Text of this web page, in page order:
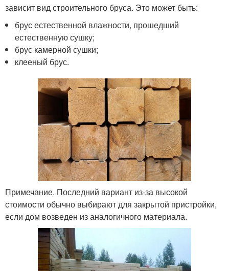
зависит вид строительного бруса. Это может быть:
брус естественной влажности, прошедший
естественную сушку;
брус камерной сушки;
клееный брус.
Примечание. Последний вариант из-за высокой
стоимости обычно выбирают для закрытой пристройки,
если дом возведен из аналогичного материала.